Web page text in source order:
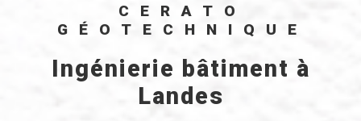
CERATO
GÉOTECHNIQUE
ingénierie bâtiment à
Landes